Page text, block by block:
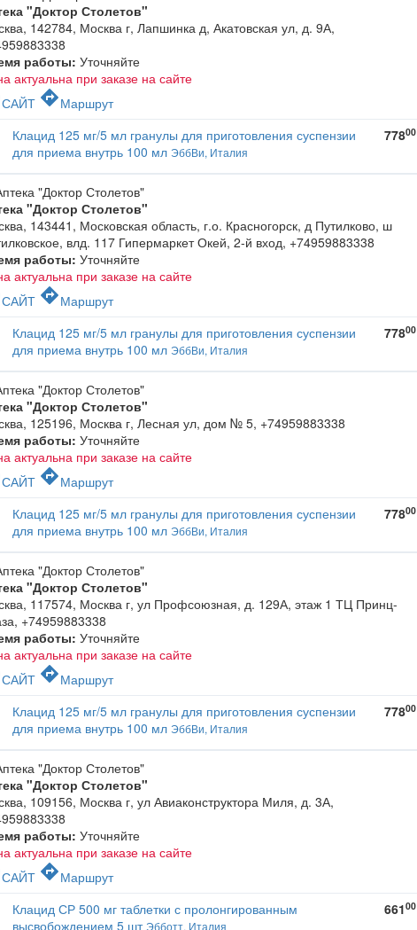
"Доктор Столетов"
142784, Москва г, Лапшинка д, Акатовская ул, д. 9А,
работы: Уточняйте
актуальна при заказе на сайте
САЙТ directionsМаршрут
Клацид 125 мг/5 мл гранулы для приготовления суспензии
для приема внутрь 100 мл ЭббВи, Италия
77800
"Доктор Столетов"
143441, Московская область, г.о. Красногорск, д Путилково, ш
влд. 117 Гипермаркет Окей, 2-й вход, +74959883338
работы: Уточняйте
актуальна при заказе на сайте
САЙТ directionsМаршрут
Клацид 125 мг/5 мл гранулы для приготовления суспензии
для приема внутрь 100 мл ЭббВи, Италия
77800
"Доктор Столетов"
125196, Москва г, Лесная ул, дом № 5, +74959883338
работы: Уточняйте
актуальна при заказе на сайте
САЙТ directionsМаршрут
Клацид 125 мг/5 мл гранулы для приготовления суспензии
для приема внутрь 100 мл ЭббВи, Италия
77800
"Доктор Столетов"
117574, Москва г, ул Профсоюзная, д. 129А, этаж 1 ТЦ Принц-
, +74959883338
работы: Уточняйте
актуальна при заказе на сайте
САЙТ directionsМаршрут
Клацид 125 мг/5 мл гранулы для приготовления суспензии
для приема внутрь 100 мл ЭббВи, Италия
77800
"Доктор Столетов"
109156, Москва г, ул Авиаконструктора Миля, д. 3А,
работы: Уточняйте
актуальна при заказе на сайте
САЙТ directionsМаршрут
Клацид СР 500 мг таблетки с пролонгированным
высвобождением 5 штЭбботт, Италия
66100